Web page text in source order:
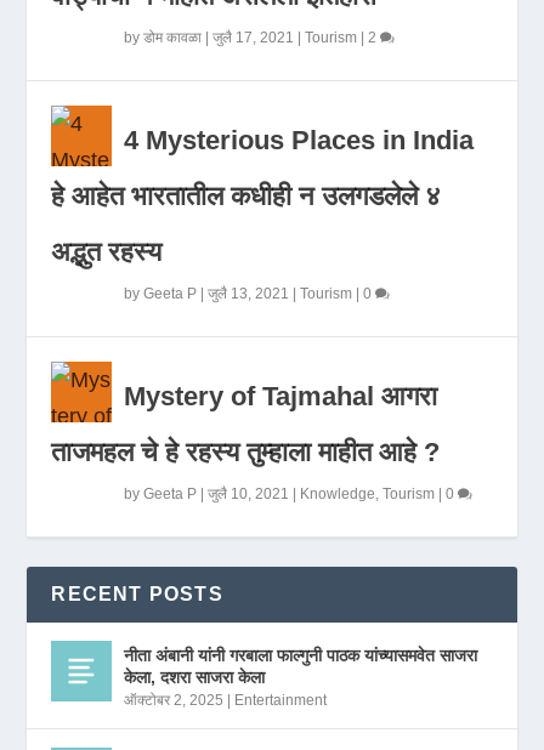
byडोम कावळा |जुलै 17, 2021 |Tourism | 2
4 Mysterious Places in India
हे आहेत भारतातील कधीही न उलगडलेले ४
अद्भुत रहस्य
byGeeta P |जुलै 13, 2021 |Tourism |0
Mystery of Tajmahal आगरा
ताजमहल चे हे रहस्य तुम्हाला माहीत आहे ?
byGeeta P |जुलै 10, 2021 | Knowledge ,Tourism |0
RECENT POSTS
नीता अंबानी यांनी गरबाला फाल्गुनी पाठक यांच्यासमवेत साजरा
केला, दशरा साजरा केला
ऑक्टोबर 2, 2025 | Entertainment